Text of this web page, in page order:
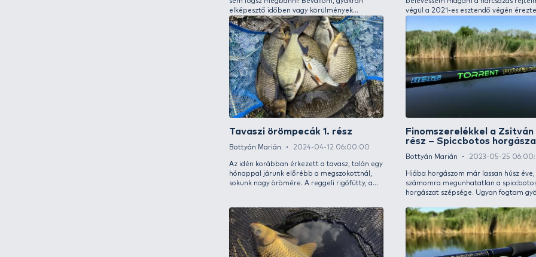
ragadozóhalak fajlagos tilalmi ideje. A
körülmények korántsem egyszerűek, ugyanis
kisebb hínárcsomók és hatalmas
hínárszigetek egyaránt úsznak a csatornán.
Hamar tudatosult bennem, hogy ez bizony a
tanulás éve lesz.
Szilveszter a Zsitván
Bottyán Marián 2025-01-10 06:00:00
Az ünnepnapi horgászatoknak van egyfajta
durranást. Bevallom, párszor nekem is
sikerült szép élményekre szert tennem az év
utolsó napjaiban, valamiért pont az ilyen
napokon fogadott kegyeibe szeretett
Téli
A
vagy